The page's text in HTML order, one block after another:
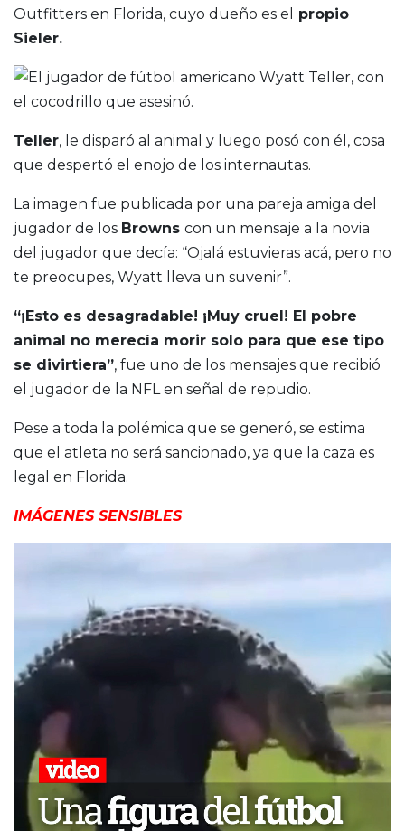
Outfitters en Florida, cuyo dueño es el
propio
Sieler.
Teller, le disparó al animal y luego posó con él, cosa
que despertó el enojo de los internautas.
La imagen fue publicada por una pareja amiga del
jugador de los Browns con un mensaje a la novia
del jugador que decía: “Ojalá estuvieras acá, pero no
te preocupes, Wyatt lleva un suvenir”.
“¡Esto es desagradable! ¡Muy cruel! El pobre
animal no merecía morir solo para que ese tipo
se divirtiera”, fue uno de los mensajes que recibió
el jugador de la NFL en señal de repudio.
Pese a toda la polémica que se generó, se estima
que el atleta no será sancionado, ya que la caza es
legal en Florida.
IMÁGENES SENSIBLES